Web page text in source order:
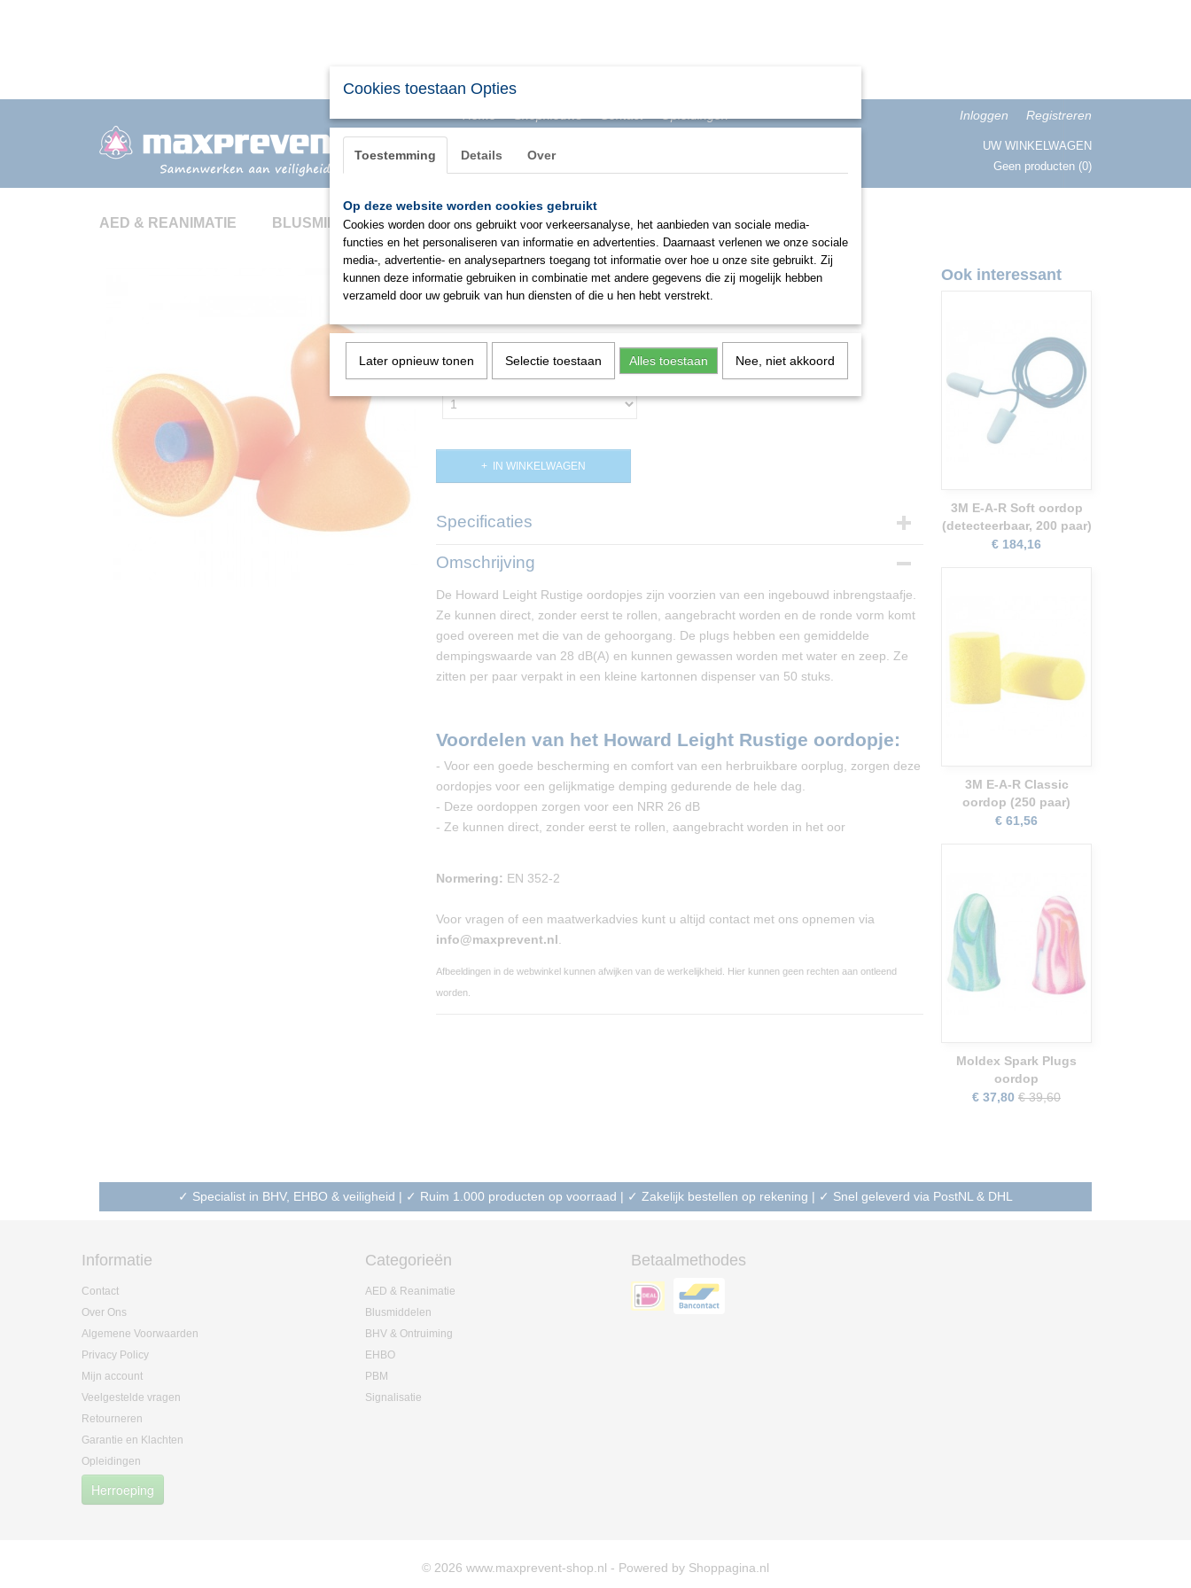
Inloggen Registreren
UW WINKELWAGEN
Geen producten (0)
AED & REANIMATIE BLUSMIDDELEN BHV & ONTRUIMING EHBO PBM SIGNALISATIE
Howard Leight Quiet oordopje
€ 43,33
✓Op voorraad
IN WINKELWAGEN
Specificaties
Productcode
Omschrijving
De Howard Leight Rustige oordopjes zijn voorzien van een ingebouwd inbrengstaafje.
Ze kunnen direct, zonder eerst te rollen, aangebracht worden en de ronde vorm komt
goed overeen met die van de gehoorgang. De plugs hebben een gemiddelde
dempingswaarde van 28 dB(A) en kunnen gewassen worden met water en zeep. Ze
zitten per paar verpakt in een kleine kartonnen dispenser van 50 stuks.
Voordelen van het Howard Leight Rustige oordopje:
- Voor een goede bescherming en comfort van een herbruikbare oorplug, zorgen deze
oordopjes voor een gelijkmatige demping gedurende de hele dag.
- Deze oordoppen zorgen voor een NRR 26 dB
- Ze kunnen direct, zonder eerst te rollen, aangebracht worden in het oor
Normering: EN 352-2
Voor vragen of een maatwerkadvies kunt u altijd contact met ons opnemen via
info@maxprevent.nl
Afbeeldingen in de webwinkel kunnen afwijken van de werkelijkheid. Hier kunnen geen rechten aan ontleend
worden.
Ook interessant
3M E-A-R Soft oordop
(detecteerbaar, 200 paar)
€ 184,16
3M E-A-R Classic
oordop (250 paar)
€ 61,56
Moldex Spark Plugs
oordop
€ 37,80 € 39,60
✓ Specialist in BHV, EHBO & veiligheid | ✓ Ruim 1.000 producten op voorraad | ✓ Zakelijk bestellen op rekening | ✓ Snel geleverd via PostNL & DHL
Informatie
Contact
Over Ons
Algemene Voorwaarden
Privacy Policy
Mijn account
Veelgestelde vragen
Retourneren
Garantie en Klachten
Opleidingen
Herroeping
Categorieën
AED & Reanimatie
Blusmiddelen
BHV & Ontruiming
EHBO
PBM
Signalisatie
Betaalmethodes
© 2026 www.maxprevent-shop.nl - Powered by Shoppagina.nl
Cookies toestaan Opties
Toestemming Details Over
Op deze website worden cookies gebruikt
Cookies worden door ons gebruikt voor verkeersanalyse, het aanbieden van sociale media-
functies en het personaliseren van informatie en advertenties. Daarnaast verlenen we onze sociale
media-, advertentie- en analysepartners toegang tot informatie over hoe u onze site gebruikt. Zij
kunnen deze informatie gebruiken in combinatie met andere gegevens die zij mogelijk hebben
verzameld door uw gebruik van hun diensten of die u hen hebt verstrekt.
Later opnieuw tonen Selectie toestaan Alles toestaan Nee, niet akkoord